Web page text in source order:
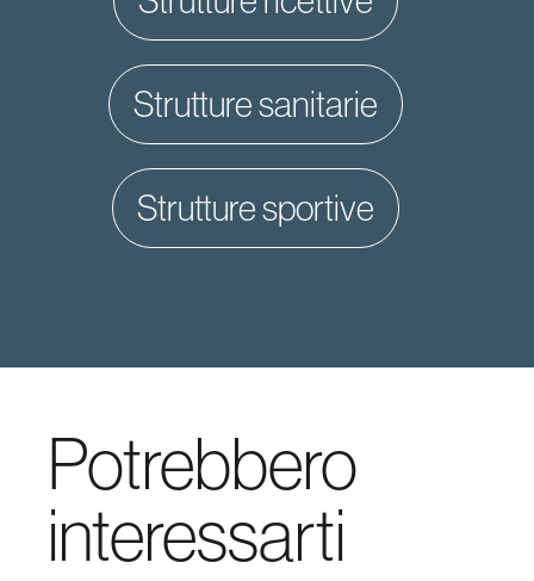
strutture sanitarie
strutture sportive
Potrebbero
interessarti